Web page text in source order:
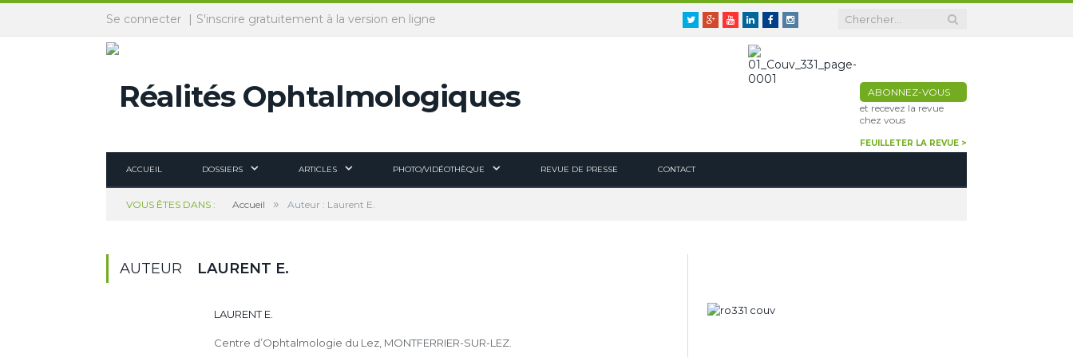
Panneau de gestion des cookies
TwitterGoogle+YoutubeLinkedinFacebookInstagram
Se connecter S'inscrire gratuitement à la version en ligne
ABONNEZ-VOUS
et recevez la revue
chez vous
FEUILLETER LA REVUE >
ACCUEIL DOSSIERS ARTICLES PHOTO/VIDÉOTHÈQUE REVUE DE PRESSE CONTACT
VOUS ÊTES DANS : Accueil » Auteur : Laurent E.
AUTEUR LAURENT E.
LAURENT E.
Centre d’Ophtalmologie du Lez, MONTFERRIER-SUR-LEZ.